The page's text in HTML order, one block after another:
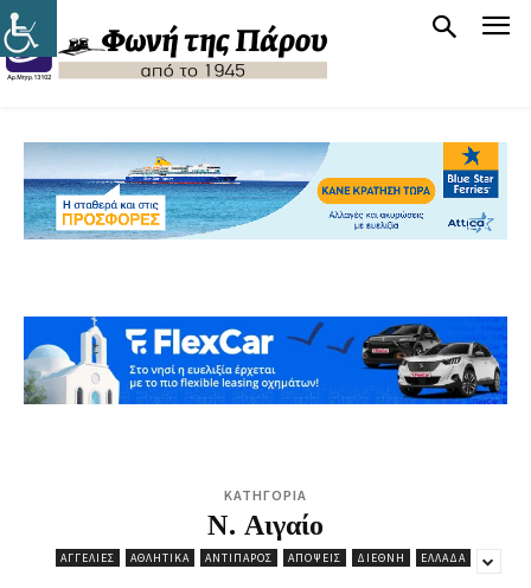
ΚΑΤΗΓΟΡΙΑ
Ν. Αιγαίο
ΑΓΓΕΛΊΕΣ ΑΘΛΗΤΙΚΆ ΑΝΤΊΠΑΡΟΣ ΑΠΌΨΕΙΣ ΔΙΕΘΝΉ ΕΛΛΆΔΑ